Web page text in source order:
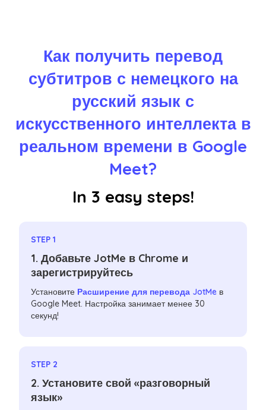
Как получить перевод
субтитров с немецкого на
русский язык с
искусственного интеллекта в
реальном времени в Google
Meet?
In 3 easy steps!
STEP 1
1. Добавьте JotMe в Chrome и
зарегистрируйтесь
Установите Расширение для перевода JotMe в
Google Meet. Настройка занимает менее 30
секунд!
STEP 2
2. Установите свой «разговорный
язык»